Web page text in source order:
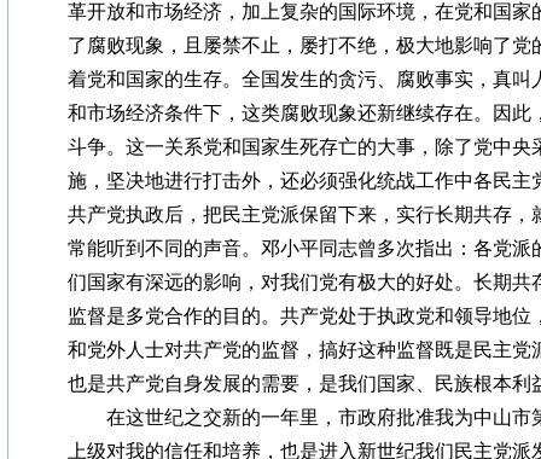
革开放和市场经济，加上复杂的国际环境，在党和国家
了腐败现象，且屡禁不止，屡打不绝，极大地影响了党
着党和国家的生存。全国发生的贪污、腐败事实，真叫
和市场经济条件下，这类腐败现象还新继续存在。因此
斗争。这一关系党和国家生死存亡的大事，除了党中央
施，坚决地进行打击外，还必须强化统战工作中各民主
共产党执政后，把民主党派保留下来，实行长期共存，
常能听到不同的声音。邓小平同志曾多次指出：各党派
们国家有深远的影响，对我们党有极大的好处。长期共
监督是多党合作的目的。共产党处于执政党和领导地位
和党外人士对共产党的监督，搞好这种监督既是民主党
也是共产党自身发展的需要，是我们国家、民族根本利
在这世纪之交新的一年里，市政府批准我为中山市
上级对我的信任和培养，也是进入新世纪我们民主党